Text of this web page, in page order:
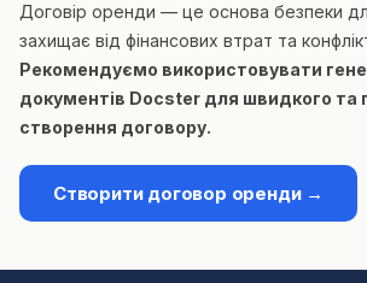
Договір оренди — це основа безпеки
захищає від фінансових втрат та
Рекомендуємо використовувати
документів Docster для швидкого та
створення договору.
Створити договор оренди →